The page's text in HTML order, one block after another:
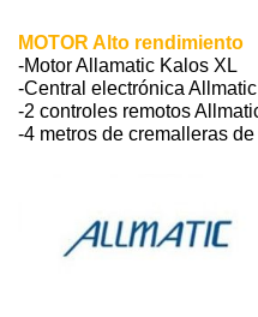
MOTOR Alto rendimiento
-Motor Allamatic Kalos XL
-Central electrónica Allmatic
-2 controles remotos
-4 metros de cremalleras